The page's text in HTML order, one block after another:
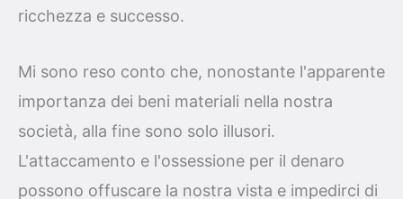
ricchezza e successo.
Mi sono reso conto che, nonostante l'apparente
importanza dei beni materiali nella nostra
società, alla fine sono solo illusori.
L'attaccamento e l'ossessione per il denaro
possono offuscare la nostra vista e impedirci di